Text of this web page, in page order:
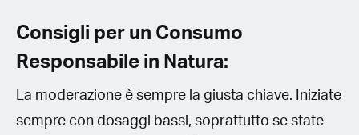
Consigli per un Consumo
Responsabile in Natura:
La moderazione è sempre la giusta chiave. Iniziate
sempre con dosaggi bassi, soprattutto se state